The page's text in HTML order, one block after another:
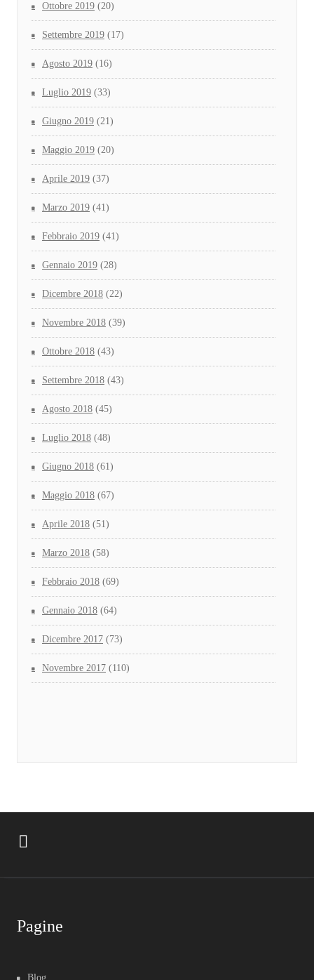
Ottobre 2019 (20)
Settembre 2019 (17)
Agosto 2019 (16)
Luglio 2019 (33)
Giugno 2019 (21)
Maggio 2019 (20)
Aprile 2019 (37)
Marzo 2019 (41)
Febbraio 2019 (41)
Gennaio 2019 (28)
Dicembre 2018 (22)
Novembre 2018 (39)
Ottobre 2018 (43)
Settembre 2018 (43)
Agosto 2018 (45)
Luglio 2018 (48)
Giugno 2018 (61)
Maggio 2018 (67)
Aprile 2018 (51)
Marzo 2018 (58)
Febbraio 2018 (69)
Gennaio 2018 (64)
Dicembre 2017 (73)
Novembre 2017 (110)
Pagine
Blog